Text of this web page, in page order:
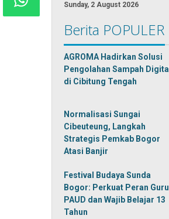
Sunday, 2 August 2026
Berita POPULER
AGROMA Hadirkan Solusi
Pengolahan Sampah Digital
di Cibitung Tengah
Normalisasi Sungai
Cibeuteung, Langkah
Strategis Pemkab Bogor
Atasi Banjir
Festival Budaya Sunda
Bogor: Perkuat Peran Guru
PAUD dan Wajib Belajar 13
Tahun